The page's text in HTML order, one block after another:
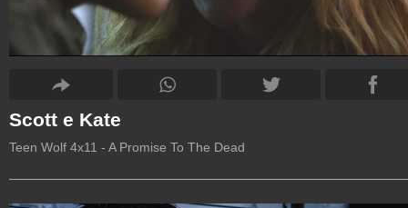
Scott e Kate
Teen Wolf 4x11 - A Promise To The Dead